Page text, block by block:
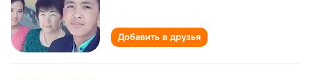
Добавить в друзья